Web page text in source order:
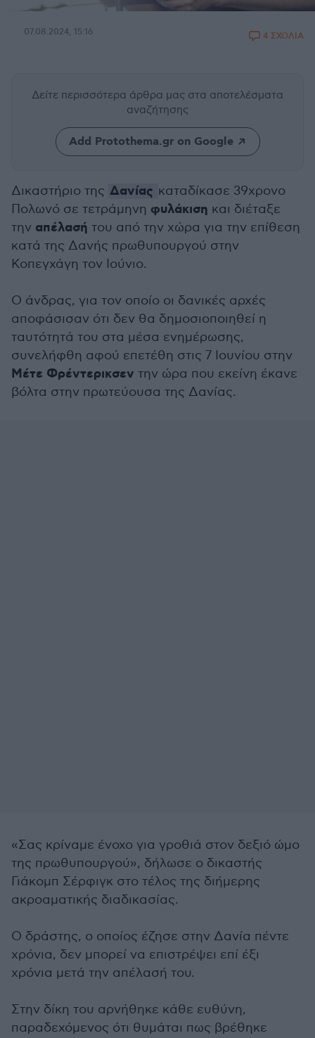
07.08.2024, 15:16 4 ΣΧΟΛΙΑ
Δείτε περισσότερα άρθρα μας στα αποτελέσματα
αναζήτησης
Add Protothema.gr on Google
Δικαστήριο της Δανίας καταδίκασε 39χρονο
Πολωνό σε τετράμηνη φυλάκιση και διέταξε
την απέλασή του από την χώρα για την επίθεση
κατά της Δανής πρωθυπουργού στην
Κοπεγχάγη τον Ιούνιο.
Ο άνδρας, για τον οποίο οι δανικές αρχές
αποφάσισαν ότι δεν θα δημοσιοποιηθεί η
ταυτότητά του στα μέσα ενημέρωσης,
συνελήφθη αφού επετέθη στις 7 Ιουνίου στην
Μέτε Φρέντερικσεν την ώρα που εκείνη έκανε
βόλτα στην πρωτεύουσα της Δανίας.
«Σας κρίναμε ένοχο για γροθιά στον δεξιό ώμο
της πρωθυπουργού», δήλωσε ο δικαστής
Γιάκομπ Σέρφιγκ στο τέλος της διήμερης
ακροαματικής διαδικασίας.
Ο δράστης, ο οποίος έζησε στην Δανία πέντε
χρόνια, δεν μπορεί να επιστρέψει επί έξι
χρόνια μετά την απέλασή του.
Στην δίκη του αρνήθηκε κάθε ευθύνη,
παραδεχόμενος ότι θυμάται πως βρέθηκε